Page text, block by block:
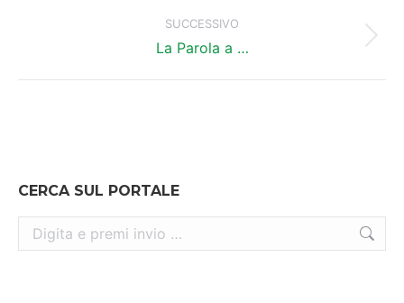
SUCCESSIVO
Prossimo
La Parola a …
CERCA SUL PORTALE
Cerca: